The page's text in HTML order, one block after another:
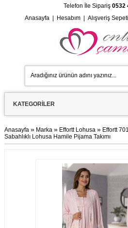
Telefon İle Sipariş 0532
Anasayfa| Hesabım| Alışveriş
KATEGORILER
Anasayfa » Marka » Effortt Lohusa » Effortt
Sabahlıklı Lohusa Hamile Pijama Takımı